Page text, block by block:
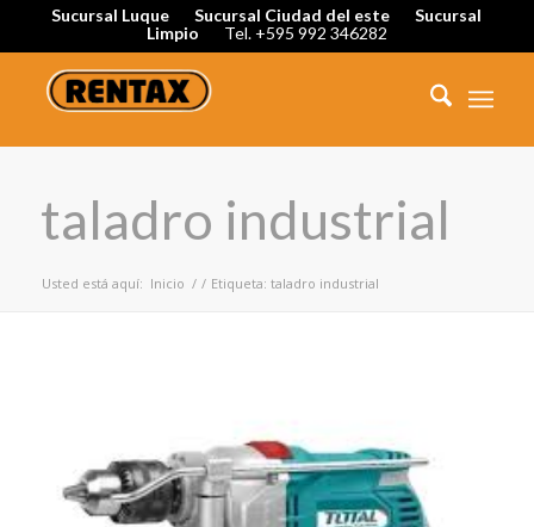
Sucursal Luque Sucursal Ciudad del este
Sucursal
Limpio
Tel. +595 992 346282
taladro industrial
Usted está aquí: Inicio / / Etiqueta: taladro industrial